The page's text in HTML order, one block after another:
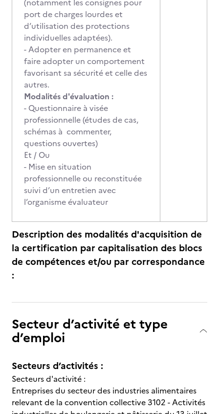
(notamment les consignes pour
port de charges lourdes et
d’utilisation des protections
individuelles adaptées).
- Adopter en permanence et
faire adopter un comportement
favorisant sa sécurité et celle des
autres.
Modalités d'évaluation :
- Questionnaire à visée
professionnelle (études de cas,
schémas à commenter,
questions ouvertes)
Et / Ou
- Mise en situation
professionnelle ou reconstituée
suivi d’un entretien avec
l’organisme évaluateur
Description des modalités d'acquisition de
la certification par capitalisation des blocs
de compétences et/ou par correspondance
:
Secteur d’activité et type
d’emploi
Secteurs d’activités :
Secteurs d'activité :
Entreprises du secteur des industries alimentaires
relevant de la convention collective 3102 - Activités